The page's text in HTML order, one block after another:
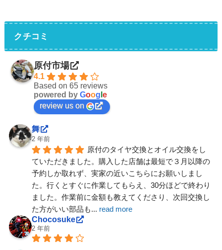
クチコミ
原付市場
4.1
Based on 65 reviews
powered by Goog e
review us on
舞
2 年前
原付のタイヤ交換とオイル交換をし
ていただきました。購入した店舗は最短で３月以降の
予約しか取れず、実家の近いこちらにお願いしまし
た。行くとすぐに作業してもらえ、30分ほどで終わり
ました。作業前に金額も教えてくださり、次回交換し
た方がいい部品も... read more
Chocosuke
2 年前